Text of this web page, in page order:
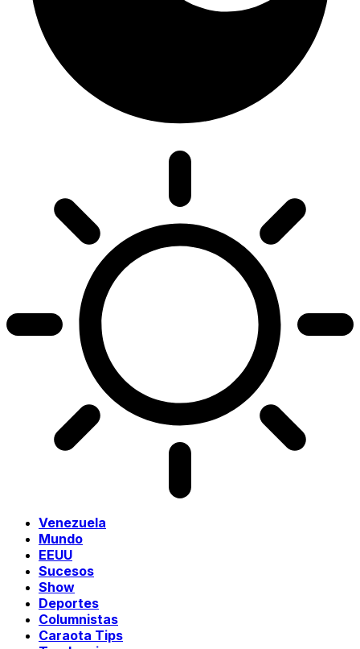
Venezuela
Mundo
EEUU
Sucesos
Show
Deportes
Columnistas
Caraota Tips